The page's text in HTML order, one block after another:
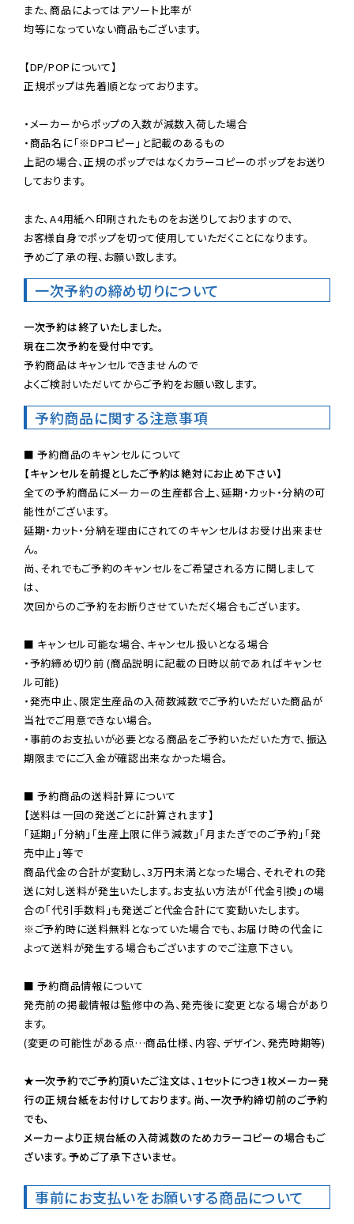
また、商品によってはアソート比率が
均等になっていない商品もございます。
【DP/POPについて】
正規ポップは先着順となっております。
・メーカーからポップの入数が減数入荷した場合
・商品名に「※DPコピー」と記載のあるもの
上記の場合、正規のポップではなくカラーコピーのポップをお送り
しております。
また、A4用紙へ印刷されたものをお送りしておりますので、
お客様自身でポップを切って使用していただくことになります。
予めご了承の程、お願い致します。
一次予約の締め切りについて
一次予約は終了いたしました。
現在二次予約を受付中です。
予約商品はキャンセルできませんので
よくご検討いただいてからご予約をお願い致します。
予約商品に関する注意事項
【キャンセルを前提としたご予約は絶対にお止め下さい】
全ての予約商品にメーカーの生産都合上、延期・カット・分納の可
能性がございます。
延期・カット・分納を理由にされてのキャンセルはお受け出来ませ
ん。
尚、それでもご予約のキャンセルをご希望される方に関しまして
は、
次回からのご予約をお断りさせていただく場合もございます。
■ キャンセル可能な場合、キャンセル扱いとなる場合
・予約締め切り前 (商品説明に記載の日時以前であればキャンセ
ル可能)
・発売中止、限定生産品の入荷数減数でご予約いただいた商品が
当社でご用意できない場合。
・事前のお支払いが必要となる商品をご予約いただいた方で、振込
期限までにご入金が確認出来なかった場合。
■ 予約商品の送料計算について
【送料は一回の発送ごとに計算されます】
「延期」「分納」「生産上限に伴う減数」「月またぎでのご予約」「発
売中止」等で
商品代金の合計が変動し、3万円未満となった場合、それぞれの発
送に対し送料が発生いたします。お支払い方法が「代金引換」の場
※ご予約時に送料無料となっていた場合でも、お届け時の代金に
よって送料が発生する場合もございますのでご注意下さい。
■ 予約商品情報について
発売前の掲載情報は監修中の為、発売後に変更となる場合があり
ます。
(変更の可能性がある点…商品仕様、内容、デザイン、発売時期等)
★一次予約でご予約頂いたご注文は、1セットにつき1枚メーカー発
行の正規台紙をお付けしております。尚、一次予約締切前のご予約
でも、
メーカーより正規台紙の入荷減数のためカラーコピーの場合もご
ざいます。予めご了承下さいませ。
事前にお支払いをお願いする商品について